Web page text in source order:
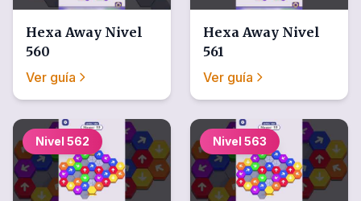
Hexa Away Nivel
560
Ver guía
Hexa Away Nivel
561
Ver guía
Nivel 562 Nivel 563